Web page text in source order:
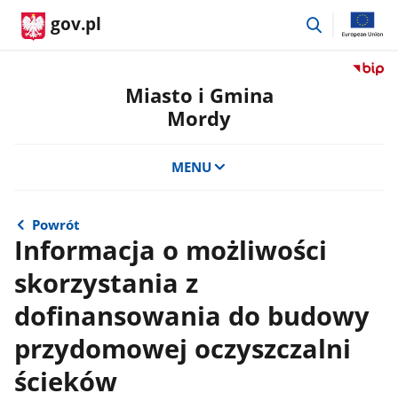
gov.pl
przejdź
Przejdź
Miasto i Gmina
Mordy
MENU
Powrót
Informacja o możliwości
skorzystania z
dofinansowania do budowy
przydomowej oczyszczalni
ścieków